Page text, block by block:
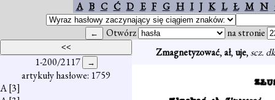
A B C Ć D E F G H I J K L Ł M N
Otwórz na stronie
1-200/2117
artykuły hasłowe: 1759
A[3]
Zmagnetyzować,ał, uje,scz.